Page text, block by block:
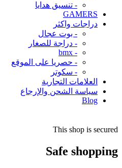
- تنسيق هدايا
GAMERS
دراجات واكثر
- بوت عجال
- دراجة للصغار
- bmx
- حصريا على الموقع
- سكوتر
العلامات التجارية
سياسة الشحن والإرجاع
Blog
This shop is secured
Safe shopping